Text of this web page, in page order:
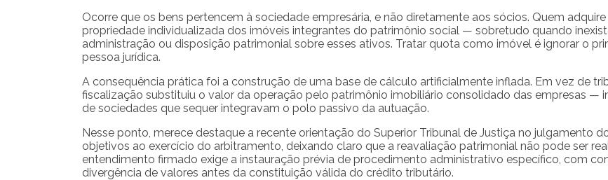
Ocorre que os bens pertencem à sociedade empresária, e não diretamente aos sócios. Quem
propriedade individualizada dos imóveis integrantes do patrimônio social — sobretudo quando
administração ou disposição patrimonial sobre esses ativos. Tratar quota como imóvel é ignorar o
pessoa jurídica.
A consequência prática foi a construção de uma base de cálculo artificialmente inflada. Em vez de
fiscalização substituiu o valor da operação pelo patrimônio imobiliário consolidado das empresas —
de sociedades que sequer integravam o polo passivo da autuação.
Nesse ponto, merece destaque a recente orientação do Superior Tribunal de Justiça no julgamento
objetivos ao exercício do arbitramento, deixando claro que a reavaliação patrimonial não pode ser
entendimento firmado exige a instauração prévia de procedimento administrativo específico, com
divergência de valores antes da constituição válida do crédito tributário.